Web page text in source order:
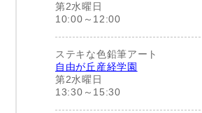
第2水曜日
10:00～12:00
ステキな色鉛筆アート
自由が丘産経学園
第2水曜日
13:30～15:30